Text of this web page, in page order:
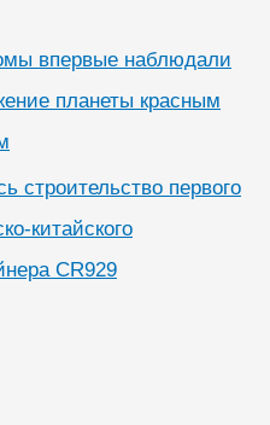
впервые наблюдали
планеты красным
строительство первого
китайского
CR929